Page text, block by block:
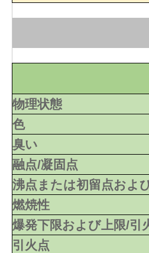
物理状態
色
臭い
融点/凝固点
沸点または初留点およ
燃焼性
爆発下限および上限/引
引火点